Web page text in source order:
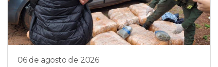
06 de agosto de 2026